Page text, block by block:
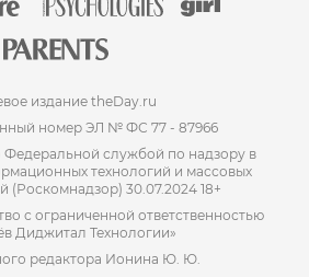
издание theDay.ru
номер ЭЛ № ФС 77 - 87966
Федеральной службой по надзору в
технологий и массовых
(Роскомнадзор) 30.07.2024 18+
с ограниченной ответственностью
Диджитал Технологии»
редактора Ионина Ю. Ю.